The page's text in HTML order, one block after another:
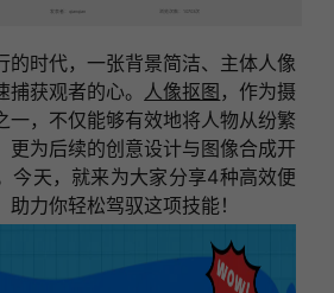
发表者：qianqian 浏览次数：10703次
的时代，一张背景简洁、主体人像
获观者的心。
人像抠图 ，作为摄
一，不仅能够有效地将人物从纷繁
更为后续的创意设计与图像合成开
今天，就来为大家分享4种高效便
力你轻松驾驭这项技能！